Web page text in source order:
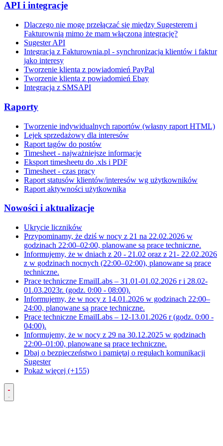
API i integracje
Dlaczego nie mogę przełączać się między Sugesterem i
Fakturownią mimo że mam włączoną integrację?
Sugester API
Integracja z Fakturownia.pl - synchronizacja klientów i faktur
jako interesy
Tworzenie klienta z powiadomień PayPal
Tworzenie klienta z powiadomień Ebay
Integracja z SMSAPI
Raporty
Tworzenie indywidualnych raportów (własny raport HTML)
Lejek sprzedażowy dla interesów
Raport tagów do postów
Timesheet - najważniejsze informacje
Eksport timesheetu do .xls i PDF
Timesheet - czas pracy
Raport statusów klientów/interesów wg użytkowników
Raport aktywności użytkownika
Nowości i aktualizacje
Ukrycie liczników
Przypominamy, że dziś w nocy z 21 na 22.02.2026 w
godzinach 22:00–02:00, planowane są prace techniczne.
Informujemy, że w dniach z 20 - 21.02 oraz z 21- 22.02.2026
z w godzinach nocnych (22:00–02:00), planowane są prace
techniczne.
Prace techniczne EmailLabs – 31.01-01.02.2026 r i 28.02-
01.03.2023r. (godz. 0:00 - 08:00).
Informujemy, że w nocy z 14.01.2026 w godzinach 22:00–
24:00, planowane są prace techniczne.
Prace techniczne EmailLabs – 12-13.01.2026 r (godz. 0:00 -
04:00).
Informujemy, że w nocy z 29 na 30.12.2025 w godzinach
22:00–01:00, planowane są prace techniczne.
Dbaj o bezpieczeństwo i pamiętaj o regułach komunikacji
Sugester
Pokaż więcej (+155)